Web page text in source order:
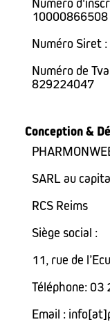
Numéro
10000866508
Numéro Siret
Numéro de
829224047
Conception &
SARL au
RCS Reims
Siège social :
11, rue de
Téléphone: 03
Email :